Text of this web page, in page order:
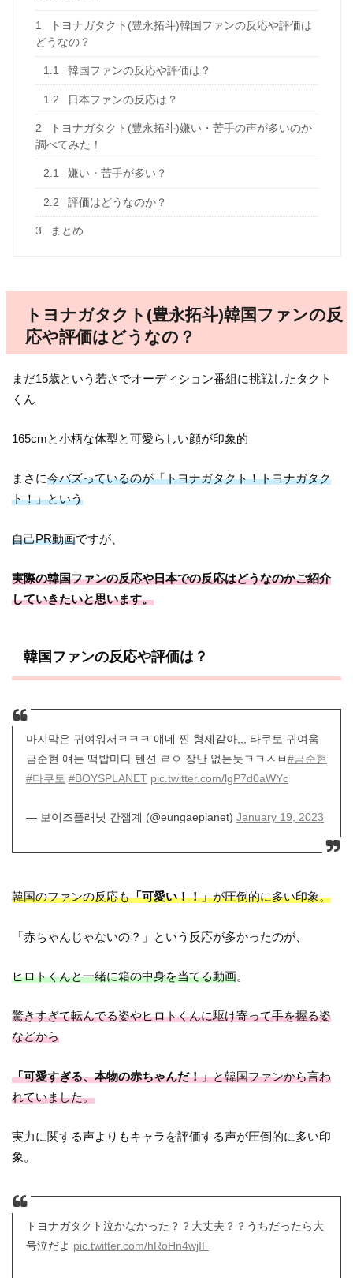
1
トヨナガタクト(豊永拓斗)韓国ファンの反応や評価は
どうなの？
1.1 韓国ファンの反応や評価は？
1.2 日本ファンの反応は？
2
トヨナガタクト(豊永拓斗)嫌い・苦手の声が多いのか
調べてみた！
2.1 嫌い・苦手が多い？
2.2 評価はどうなのか？
3 まとめ
トヨナガタクト(豊永拓斗)韓国ファンの反
応や評価はどうなの？
まだ15歳という若さでオーディション番組に挑戦したタクト
くん
165cmと小柄な体型と可愛らしい顔が印象的
まさに今バズっているのが「トヨナガタクト！トヨナガタク
ト！」という
自己PR動画ですが、
実際の韓国ファンの反応や日本での反応はどうなのかご紹介
していきたいと思います。
韓国ファンの反応や評価は？
마지막은 귀여워서ㅋㅋㅋ 얘네 찐 형제같아,,, 타쿠토 귀여움
금준현 얘는 떡밥마다 텐션 ㄹㅇ 장난 없는듯ㅋㅋㅅㅂ#금준현
#타쿠토 #BOYSPLANET pic.twitter.com/lgP7d0aWYc
— 보이즈플래닛 간잽계 (@eungaeplanet) January 19, 2023
韓国のファンの反応も「可愛い！！」が圧倒的に多い印象。
「赤ちゃんじゃないの？」という反応が多かったのが、
ヒロトくんと一緒に箱の中身を当てる動画。
驚きすぎて転んでる姿やヒロトくんに駆け寄って手を握る姿
などから
「可愛すぎる、本物の赤ちゃんだ！」と韓国ファンから言わ
れていました。
実力に関する声よりもキャラを評価する声が圧倒的に多い印
象。
トヨナガタクト泣かなかった？？大丈夫？？うちだったら大
号泣だよ pic.twitter.com/hRoHn4wjIF